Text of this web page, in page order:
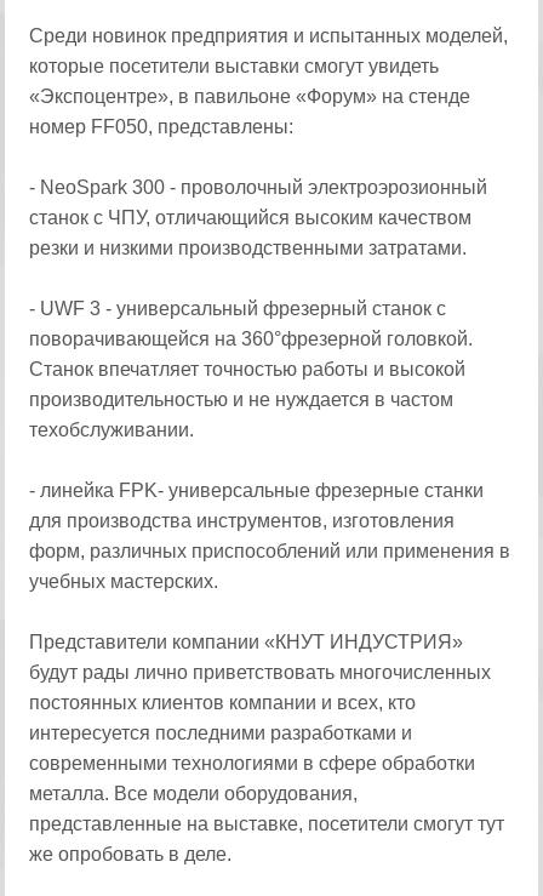
Среди новинок предприятия и испытанных моделей,
которые посетители выставки смогут увидеть
«Экспоцентре», в павильоне «Форум» на стенде
номер FF050, представлены:
- NeoSpark 300 - проволочный электроэрозионный
станок с ЧПУ, отличающийся высоким качеством
резки и низкими производственными затратами.
- UWF 3 - универсальный фрезерный станок с
поворачивающейся на 360°фрезерной головкой.
Станок впечатляет точностью работы и высокой
производительностью и не нуждается в частом
техобслуживании.
- линейка FPK- универсальные фрезерные станки
для производства инструментов, изготовления
форм, различных приспособлений или применения в
учебных мастерских.
Представители компании «КНУТ ИНДУСТРИЯ»
будут рады лично приветствовать многочисленных
постоянных клиентов компании и всех, кто
интересуется последними разработками и
современными технологиями в сфере обработки
металла. Все модели оборудования,
представленные на выставке, посетители смогут тут
же опробовать в деле.